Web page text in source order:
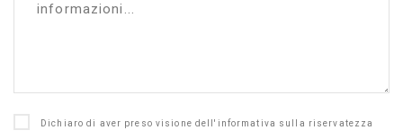
Dichiaro di aver preso visione dell'informativa sulla riservatezza